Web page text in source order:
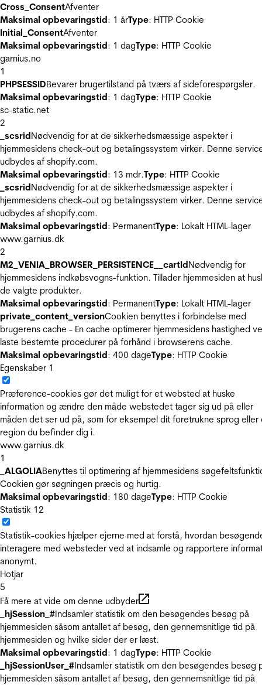
Cross_ConsentAfventer
Maksimal opbevaringstid: 1 årType: HTTP Cookie
Initial_ConsentAfventer
Maksimal opbevaringstid: 1 dagType: HTTP Cookie
garnius.no
1
PHPSESSIDBevarer brugertilstand på tværs af sideforespørgsler.
Maksimal opbevaringstid: 1 dagType: HTTP Cookie
sc-static.net
2
_scsridNødvendig for at de sikkerhedsmæssige aspekter i
hjemmesidens check-out og betalingssystem virker. Denne
udbydes af shopify.com.
Maksimal opbevaringstid: 13 mdr.Type: HTTP Cookie
_scsridNødvendig for at de sikkerhedsmæssige aspekter i
hjemmesidens check-out og betalingssystem virker. Denne
udbydes af shopify.com.
Maksimal opbevaringstid: PermanentType: Lokalt HTML-lager
www.garnius.dk
2
M2_VENIA_BROWSER_PERSISTENCE__cartIdNødvendig for
hjemmesidens indkøbsvogns-funktion. Tillader hjemmesiden at
de valgte produkter.
Maksimal opbevaringstid: PermanentType: Lokalt HTML-lager
private_content_versionCookien benyttes i forbindelse med
brugerens cache - En cache optimerer hjemmesidens hastighed
laste bestemte procedurer på forhånd i browserens cache.
Maksimal opbevaringstid: 400 dageType: HTTP Cookie
Egenskaber 1
Præference-cookies gør det muligt for et websted at huske
information og ændre den måde webstedet tager sig ud på eller
måden det ser ud på, som for eksempel dit foretrukne sprog eller
region du befinder dig i.
www.garnius.dk
1
_ALGOLIABenyttes til optimering af hjemmesidens
Cookien gør søgningen præcis og hurtig.
Maksimal opbevaringstid: 180 dageType: HTTP Cookie
Statistik 12
Statistik-cookies hjælper ejerne med at forstå, hvordan
interagere med websteder ved at indsamle og rapportere
anonymt.
Hotjar
5
Få mere at vide om denne udbyder
_hjSession_#Indsamler statistik om den besøgendes besøg på
hjemmesiden såsom antallet af besøg, den gennemsnitlige tid på
hjemmesiden og hvilke sider der er læst.
Maksimal opbevaringstid: 1 dagType: HTTP Cookie
_hjSessionUser_#Indsamler statistik om den besøgendes besøg
hjemmesiden såsom antallet af besøg, den gennemsnitlige tid på